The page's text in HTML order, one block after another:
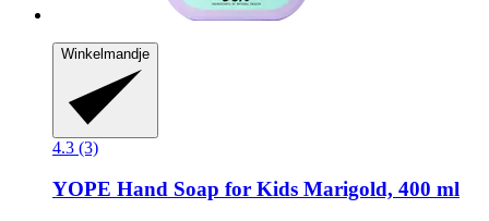
Winkelmandje
4.3 (3)
YOPE Hand Soap for Kids Marigold, 400 ml